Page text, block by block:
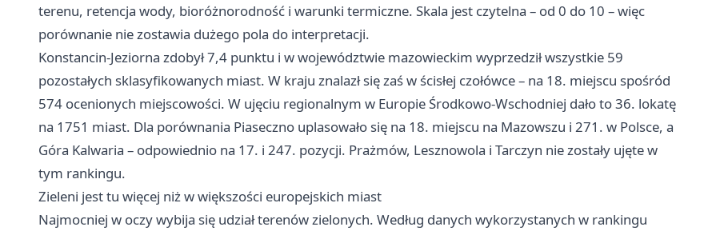
terenu, retencja wody, bioróżnorodność i warunki termiczne. Skala jest czytelna – od 0 do 10 – więc
porównanie nie zostawia dużego pola do interpretacji.
Konstancin-Jeziorna zdobył 7,4 punktu i w województwie mazowieckim wyprzedził wszystkie 59
pozostałych sklasyfikowanych miast. W kraju znalazł się zaś w ścisłej czołówce – na 18. miejscu spośród
574 ocenionych miejscowości. W ujęciu regionalnym w Europie Środkowo-Wschodniej dało to 36. lokatę
na 1751 miast. Dla porównania Piaseczno uplasowało się na 18. miejscu na Mazowszu i 271. w Polsce, a
Góra Kalwaria – odpowiednio na 17. i 247. pozycji. Prażmów, Lesznowola i Tarczyn nie zostały ujęte w
tym rankingu.
Zieleni jest tu więcej niż w większości europejskich miast
Najmocniej w oczy wybija się udział terenów zielonych. Według danych wykorzystanych w rankingu